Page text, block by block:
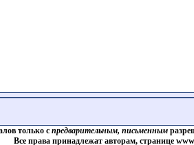
только с предварительным, письменным
Все права принадлежат авторам, странице